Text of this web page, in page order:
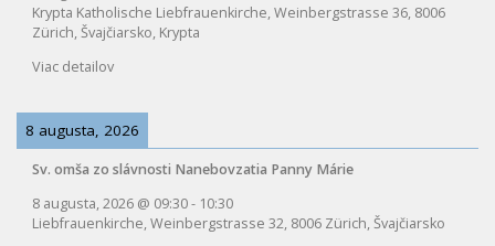
Krypta Katholische Liebfrauenkirche, Weinbergstrasse 36, 8006
Zürich, Švajčiarsko, Krypta
Viac detailov
8 augusta, 2026
Sv. omša zo slávnosti Nanebovzatia Panny Márie
8 augusta, 2026 @ 09:30- 10:30
Liebfrauenkirche, Weinbergstrasse 32, 8006 Zürich, Švajčiarsko